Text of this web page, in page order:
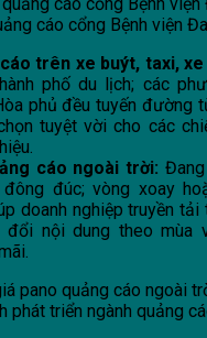
cáo cổng Bệnh viện
trên xe buýt, taxi,
phố du lịch; các
phủ đều tuyến đường
tuyệt vời cho các
cáo ngoài trời:
đúc; vòng xoay
doanh nghiệp truyền tải
đổi nội dung theo mùa
phát triển ngành quảng